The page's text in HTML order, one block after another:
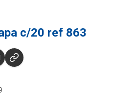
c/20 ref 863